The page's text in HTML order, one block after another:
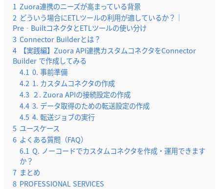
1 Zuora連携のニーズが高まっている背景
2 どういう場合にETLツールの利用が適しているか？｜
Pre‑BuiltコネクタとETLツールの使い分け
3 Connector Builderとは？
4
【実践編】Zuora API連携カスタムコネクタをConnector
Builder で作成してみる
4.1 0. 事前準備
4.2 1. カスタムコネクタの作成
4.3 ２. Zuora APIの接続設定の作成
4.4 3. データ取得のための転送設定の作成
4.5 4. 転送ジョブの実行
5 ユースケース
6 よくある質問（FAQ）
6.1 Q. ノーコードでカスタムコネクタを作成・運用できます
か？
7 まとめ
8 PROFESSIONAL SERVICES